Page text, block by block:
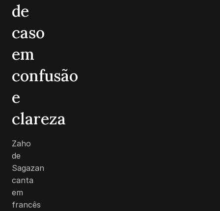
de
caso
em
confusão
e
clareza
Zaho
de
Sagazan
canta
em
francês